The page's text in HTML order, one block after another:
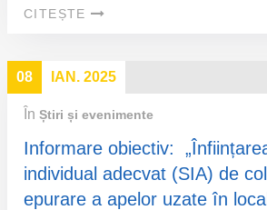
CITEȘTE
08 IAN. 2025
În Știri și evenimente
Informare obiectiv:
individual adecvat (SIA) de
epurare a apelor uzate în